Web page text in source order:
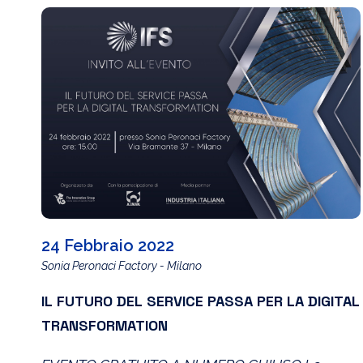
24 Febbraio 2022
Sonia Peronaci Factory - Milano
IL FUTURO DEL SERVICE PASSA PER LA DIGITAL
TRANSFORMATION